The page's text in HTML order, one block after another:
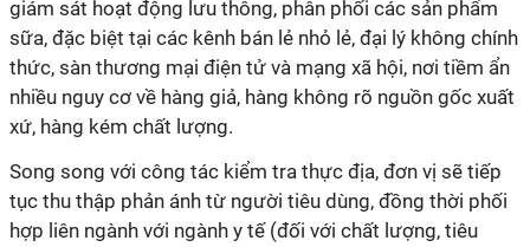
giám sát hoạt động lưu thông, phân phối các sản phẩm
sữa, đặc biệt tại các kênh bán lẻ nhỏ lẻ, đại lý không chính
thức, sàn thương mại điện tử và mạng xã hội, nơi tiềm ẩn
nhiều nguy cơ về hàng giả, hàng không rõ nguồn gốc xuất
xứ, hàng kém chất lượng.
Song song với công tác kiểm tra thực địa, đơn vị sẽ tiếp
tục thu thập phản ánh từ người tiêu dùng, đồng thời phối
hợp liên ngành với ngành y tế (đối với chất lượng, tiêu